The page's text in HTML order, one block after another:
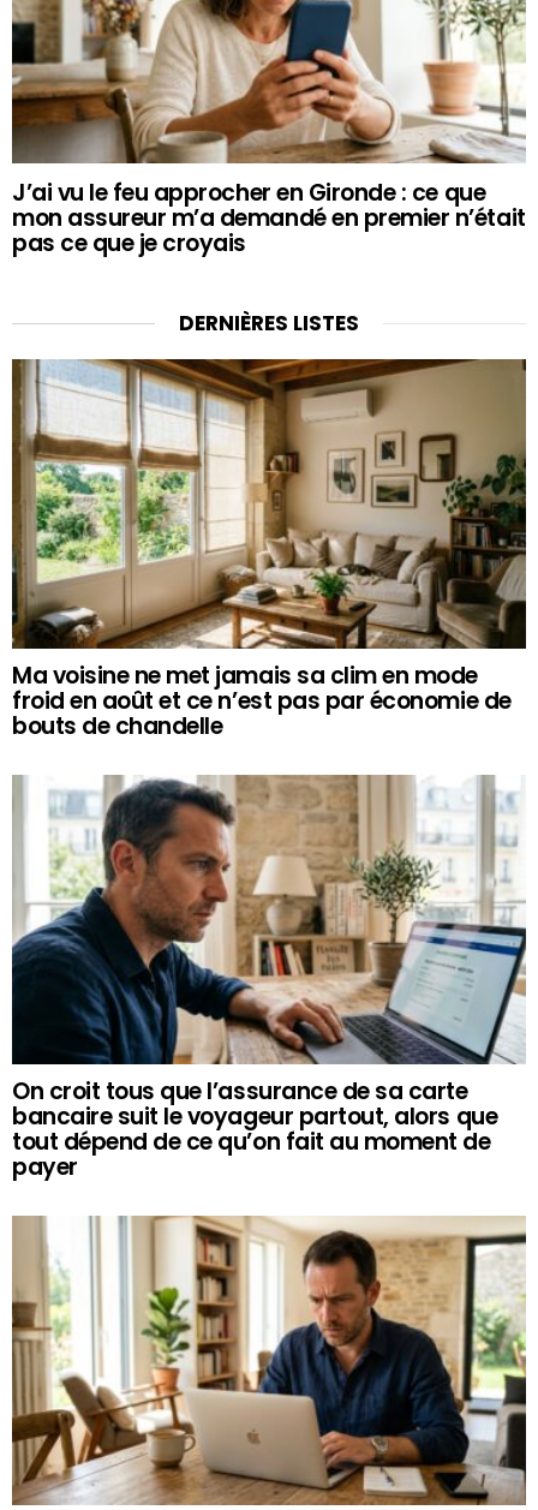
J’ai vu le feu approcher en Gironde : ce que
mon assureur m’a demandé en premier n’était
pas ce que je croyais
DERNIÈRES LISTES
Ma voisine ne met jamais sa clim en mode
froid en août et ce n’est pas par économie de
bouts de chandelle
On croit tous que l’assurance de sa carte
bancaire suit le voyageur partout, alors que
tout dépend de ce qu’on fait au moment de
payer